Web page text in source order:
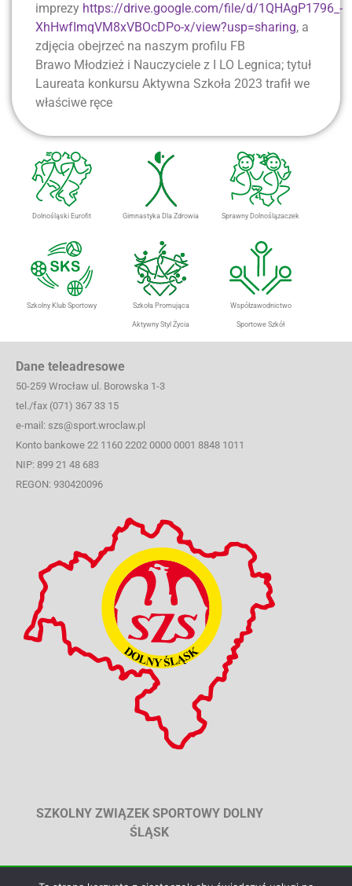
imprezy https://drive.google.com/file/d/1QHAgP1796_-
XhHwfImqVM8xVBOcDPo-x/view?usp=sharing, a
zdjęcia obejrzeć na naszym profilu FB
Brawo Młodzież i Nauczyciele z I LO Legnica; tytuł
Laureata konkursu Aktywna Szkoła 2023 trafił we
właściwe ręce
Dolnośląski Eurofit Gimnastyka Dla Zdrowia Sprawny Dolnoślązaczek
Szkolny Klub Sportowy Szkoła Promująca
Aktywny Styl Życia
Współzawodnictwo
Sportowe Szkół
Dane teleadresowe
50-259 Wrocław ul. Borowska 1-3
tel./fax (071) 367 33 15
e-mail: szs@sport.wroclaw.pl
Konto bankowe 22 1160 2202 0000 0001 8848 1011
NIP: 899 21 48 683
REGON: 930420096
SZKOLNY ZWIĄZEK SPORTOWY DOLNY
ŚLĄSK